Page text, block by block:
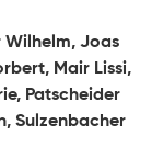
Wilhelm, Joas
Mair Lissi,
Patscheider
Sulzenbacher